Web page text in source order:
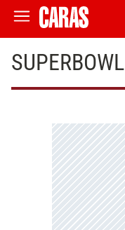
SUPERBOWL